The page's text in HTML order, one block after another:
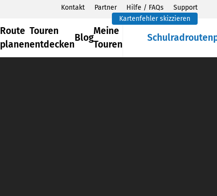
Kontakt Partner Hilfe / FAQs
Support
Kartenfehler skizzieren
Route
planen
Touren
entdecken
Blog
Meine
Touren